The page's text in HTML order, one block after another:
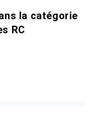
la catégorie
RC